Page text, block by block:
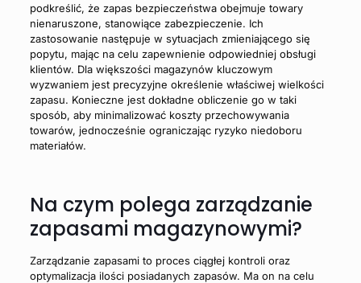
podkreślić, że zapas bezpieczeństwa obejmuje towary
nienaruszone, stanowiące zabezpieczenie. Ich
zastosowanie następuje w sytuacjach zmieniającego się
popytu, mając na celu zapewnienie odpowiedniej obsługi
klientów. Dla większości magazynów kluczowym
wyzwaniem jest precyzyjne określenie właściwej wielkości
zapasu. Konieczne jest dokładne obliczenie go w taki
sposób, aby minimalizować koszty przechowywania
towarów, jednocześnie ograniczając ryzyko niedoboru
materiałów.
Na czym polega zarządzanie
zapasami magazynowymi?
Zarządzanie zapasami to proces ciągłej kontroli oraz
optymalizacja ilości posiadanych zapasów. Ma on na celu